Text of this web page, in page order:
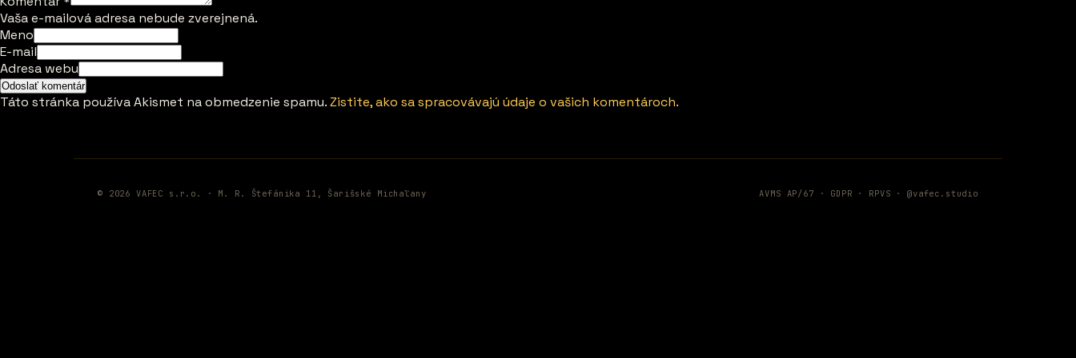
Vaša e-mailová adresa nebude zverejnená.
Meno
E-mail
Adresa webu
Táto stránka používa Akismet na obmedzenie spamu.Zistite, ako sa spracovávajú údaje o vašich komentároch.
© 2026 VAFEC s.r.o. · M. R. Štefánika 11, Šarišské Michaľany AVMS AP/67 · GDPR · RPVS ·@vafec.studio